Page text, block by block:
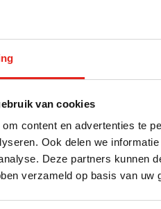
van cookies
content en advertenties te
Ook delen we
Deze partners kunnen
verzameld op basis van uw
koppelstuk.
Andere
Levertijd: 1-2 weken